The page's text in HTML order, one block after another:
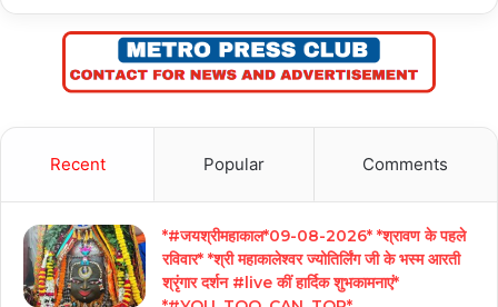
Recent Popular Comments
*#जयश्रीमहाकाल*09-08-2026* *श्रावण के पहले
रविवार* *श्री महाकालेश्वर ज्योतिर्लिंग जी के भस्म आरती
श्रृंगार दर्शन #live कीं हार्दिक शुभकामनाएं*